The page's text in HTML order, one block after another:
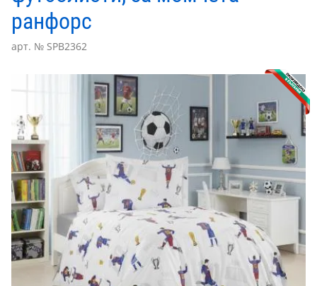
ранфорс
арт. № SPB2362